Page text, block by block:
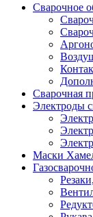
Сварочное
Сварочная
Электроды
Маски